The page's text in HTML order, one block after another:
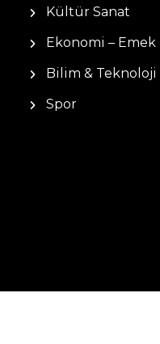
Kültür Sanat
Ekonomi – Emek
Bilim & Teknoloji
Spor